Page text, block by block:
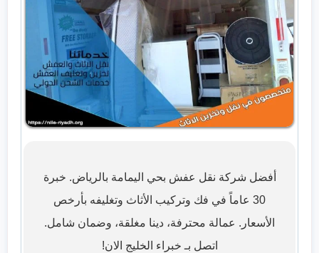
أفضل شركة نقل عفش بحي اليمامة بالرياض. خبرة
30 عاماً في فك وتركيب الأثاث وتغليفه بأرخص
الأسعار. عمالة محترفة، دينا مغلقة، وضمان شامل.
اتصل بـ خبراء الخليج الان!